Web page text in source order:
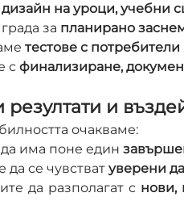
дизайн на уроци, учебни
за планирано
тестове с потребители
с финализиране,
и
очакваме:
да има поне един
да се чувстват уверени
да разполагат с нови,